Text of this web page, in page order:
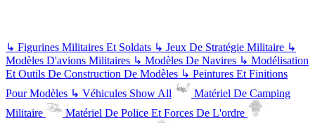
↳ Figurines Militaires Et Soldats ↳ Jeux De Stratégie Militaire ↳
Modèles D'avions Militaires ↳ Modèles De Navires ↳ Modélisation
Et Outils De Construction De Modèles ↳ Peintures Et Finitions
Pour Modèles ↳ Véhicules Show All
Matériel De Camping
Militaire
Matériel De Police Et Forces De L'ordre